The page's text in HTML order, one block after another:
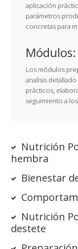
aplicación
parámetros
concretas para
Módulos:
Los módulos
analisis
prácticos,
seguimiento a
Nutrición
hembra
Bienestar
Nutrición
destete